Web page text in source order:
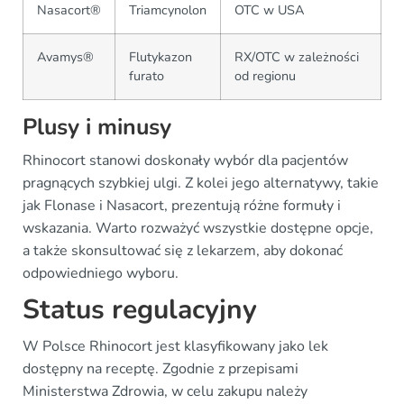
Nasacort® Triamcynolon OTC w USA
Avamys®
Flutykazon
furato
RX/OTC w zależności
od regionu
Plusy i minusy
Rhinocort stanowi doskonały wybór dla pacjentów
pragnących szybkiej ulgi. Z kolei jego alternatywy, takie
jak Flonase i Nasacort, prezentują różne formuły i
wskazania. Warto rozważyć wszystkie dostępne opcje,
a także skonsultować się z lekarzem, aby dokonać
odpowiedniego wyboru.
Status regulacyjny
W Polsce Rhinocort jest klasyfikowany jako lek
dostępny na receptę. Zgodnie z przepisami
Ministerstwa Zdrowia, w celu zakupu należy